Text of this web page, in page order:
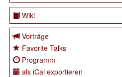
Wiki
Vorträge
Favorite Talks
Programm
als iCal exportieren